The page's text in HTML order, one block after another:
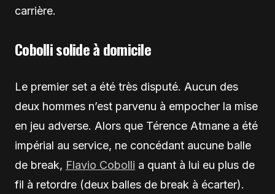
carrière.
Cobolli solide à domicile
Le premier set a été très disputé. Aucun des
deux hommes n’est parvenu à empocher la mise
en jeu adverse. Alors que Térence Atmane a été
impérial au service, ne concédant aucune balle
de break, Flavio Cobolli a quant à lui eu plus de
fil à retordre (deux balles de break à écarter).